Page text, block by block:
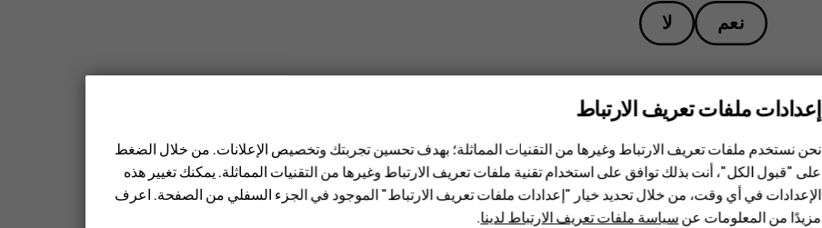
نعم لا
إعدادات ملفات تعريف الارتباط
نحن نستخدم ملفات تعريف الارتباط وغيرها من التقنيات المماثلة؛ بهدف تحسين تجربتك وتخصيص الإعلانات. من خلال الضغط
على "قبول الكل"، أنت بذلك توافق على استخدام تقنية ملفات تعريف الارتباط وغيرها من التقنيات المماثلة. يمكنك تغيير هذه
الإعدادات في أي وقت، من خلال تحديد خيار "إعدادات ملفات تعريف الارتباط" الموجود في الجزء السفلي من الصفحة. اعرف
مزيدًا من المعلومات عنسياسة ملفات تعريف الارتباط لدينا.